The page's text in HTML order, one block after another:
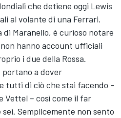
che detiene oggi Lewis
al volante di una Ferrari.
di Maranello, è curioso notare
hanno account ufficiali
i due della Rossa.
portano a dover
tutti di ciò che stai facendo –
Vettel – così come il far
Semplicemente non sento